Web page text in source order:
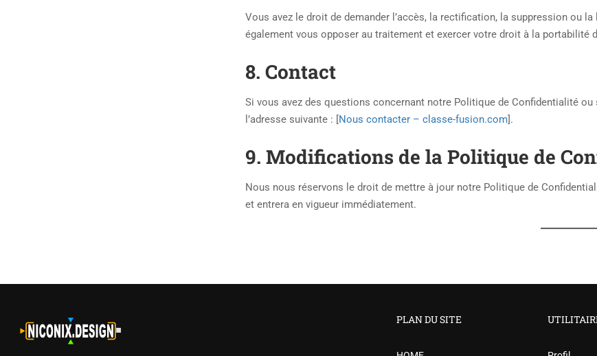
Vous avez le droit de demander l’accès, la rectification, la suppression ou
également vous opposer au traitement et exercer votre droit à la portabilité
8. Contact
Si vous avez des questions concernant notre Politique de Confidentialité
l’adresse suivante : [Nous contacter – classe-fusion.com].
9. Modifications de la Politique de
Nous nous réservons le droit de mettre à jour notre Politique de
et entrera en vigueur immédiatement.
PLAN DU SITE